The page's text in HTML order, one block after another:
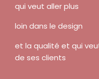
qui veut aller plus
loin dans le design
et la qualité et qui
de ses clients